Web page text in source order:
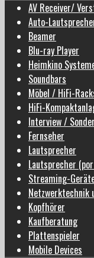
AV Receiver/
Auto-
Beamer
Blu-ray Player
Heimkino
Soundbars
Möbel / HiFi-
HiFi-
Interview /
Fernseher
Lautsprecher
Lautsprecher
Streaming-
Netzwerktechnik
Kopfhörer
Kaufberatung
Plattenspieler
Mobile Devices